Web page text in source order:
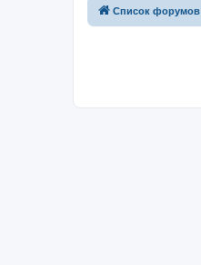
Список форумов